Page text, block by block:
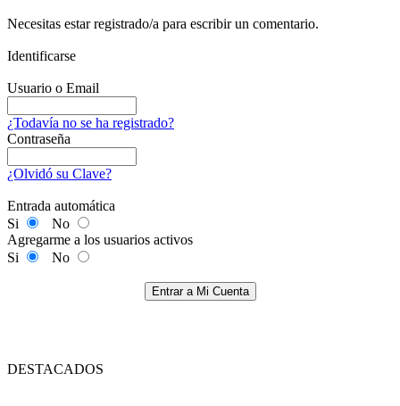
Necesitas estar registrado/a para escribir un comentario.
Identificarse
Usuario o Email
¿Todavía no se ha registrado?
Contraseña
¿Olvidó su Clave?
Entrada automática
Si
No
Agregarme a los usuarios activos
Si
No
Entrar a Mi Cuenta
DESTACADOS